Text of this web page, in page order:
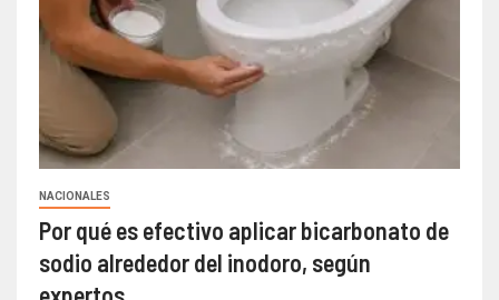
NACIONALES
Por qué es efectivo aplicar bicarbonato de
sodio alrededor del inodoro, según